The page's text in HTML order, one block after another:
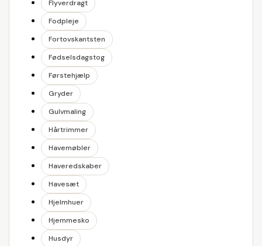
Flyverdragt
Fodpleje
Fortovskantsten
Fødselsdagstog
Førstehjælp
Gryder
Gulvmaling
Hårtrimmer
Havemøbler
Haveredskaber
Havesæt
Hjelmhuer
Hjemmesko
Husdyr